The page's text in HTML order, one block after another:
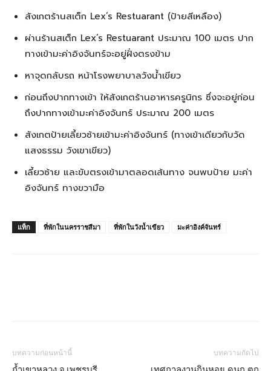
สังเกตร้านสเต็ก Lex’s Restuarant (ป้ายสีเหลือง)
ผ่านร้านสเต็ก Lex’s Restuarant ประมาณ 100 เมตร ปาก
ทางเข้ามะค่าอิงจันทร์จะอยู่ฝั่งตรงข้าม
หาจุดกลับรถ หน้าโรงพยาบาลวังน้ำเขียว
ก่อนถึงปากทางเข้า ให้สังเกตร้านอาหารครูนิกร ซึ่งจะอยู่ก่อน
ถึงปากทางเข้ามะค่าอิงจันทร์ ประมาณ 200 เมตร
สังเกตป้ายเลี้ยวซ้ายเข้ามะค่าอิงจันทร์ (ทางเข้าเดียวกับวัด
แสงธรรม วังเขาเขียว)
เลี้ยวซ้าย และขับตรงเข้ามาตลอดเส้นทาง จนพบป้าย มะค่า
อิงจันทร์ ทางขวามือ
แท็ก ที่พักในนครราชสีมา ที่พักในวังน้ำเขียว มะค่าอิงค์จันทร์
บทความก่อนหน้านี้ บทความถัดไป